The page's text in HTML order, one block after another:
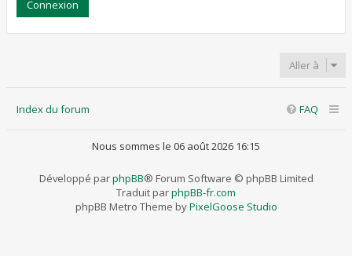
Aller à
Index du forum FAQ
Nous sommes le 06 août 2026 16:15
Développé parphpBB® Forum Software © phpBB Limited
Traduit parphpBB-fr.com
phpBB Metro Theme byPixelGoose Studio